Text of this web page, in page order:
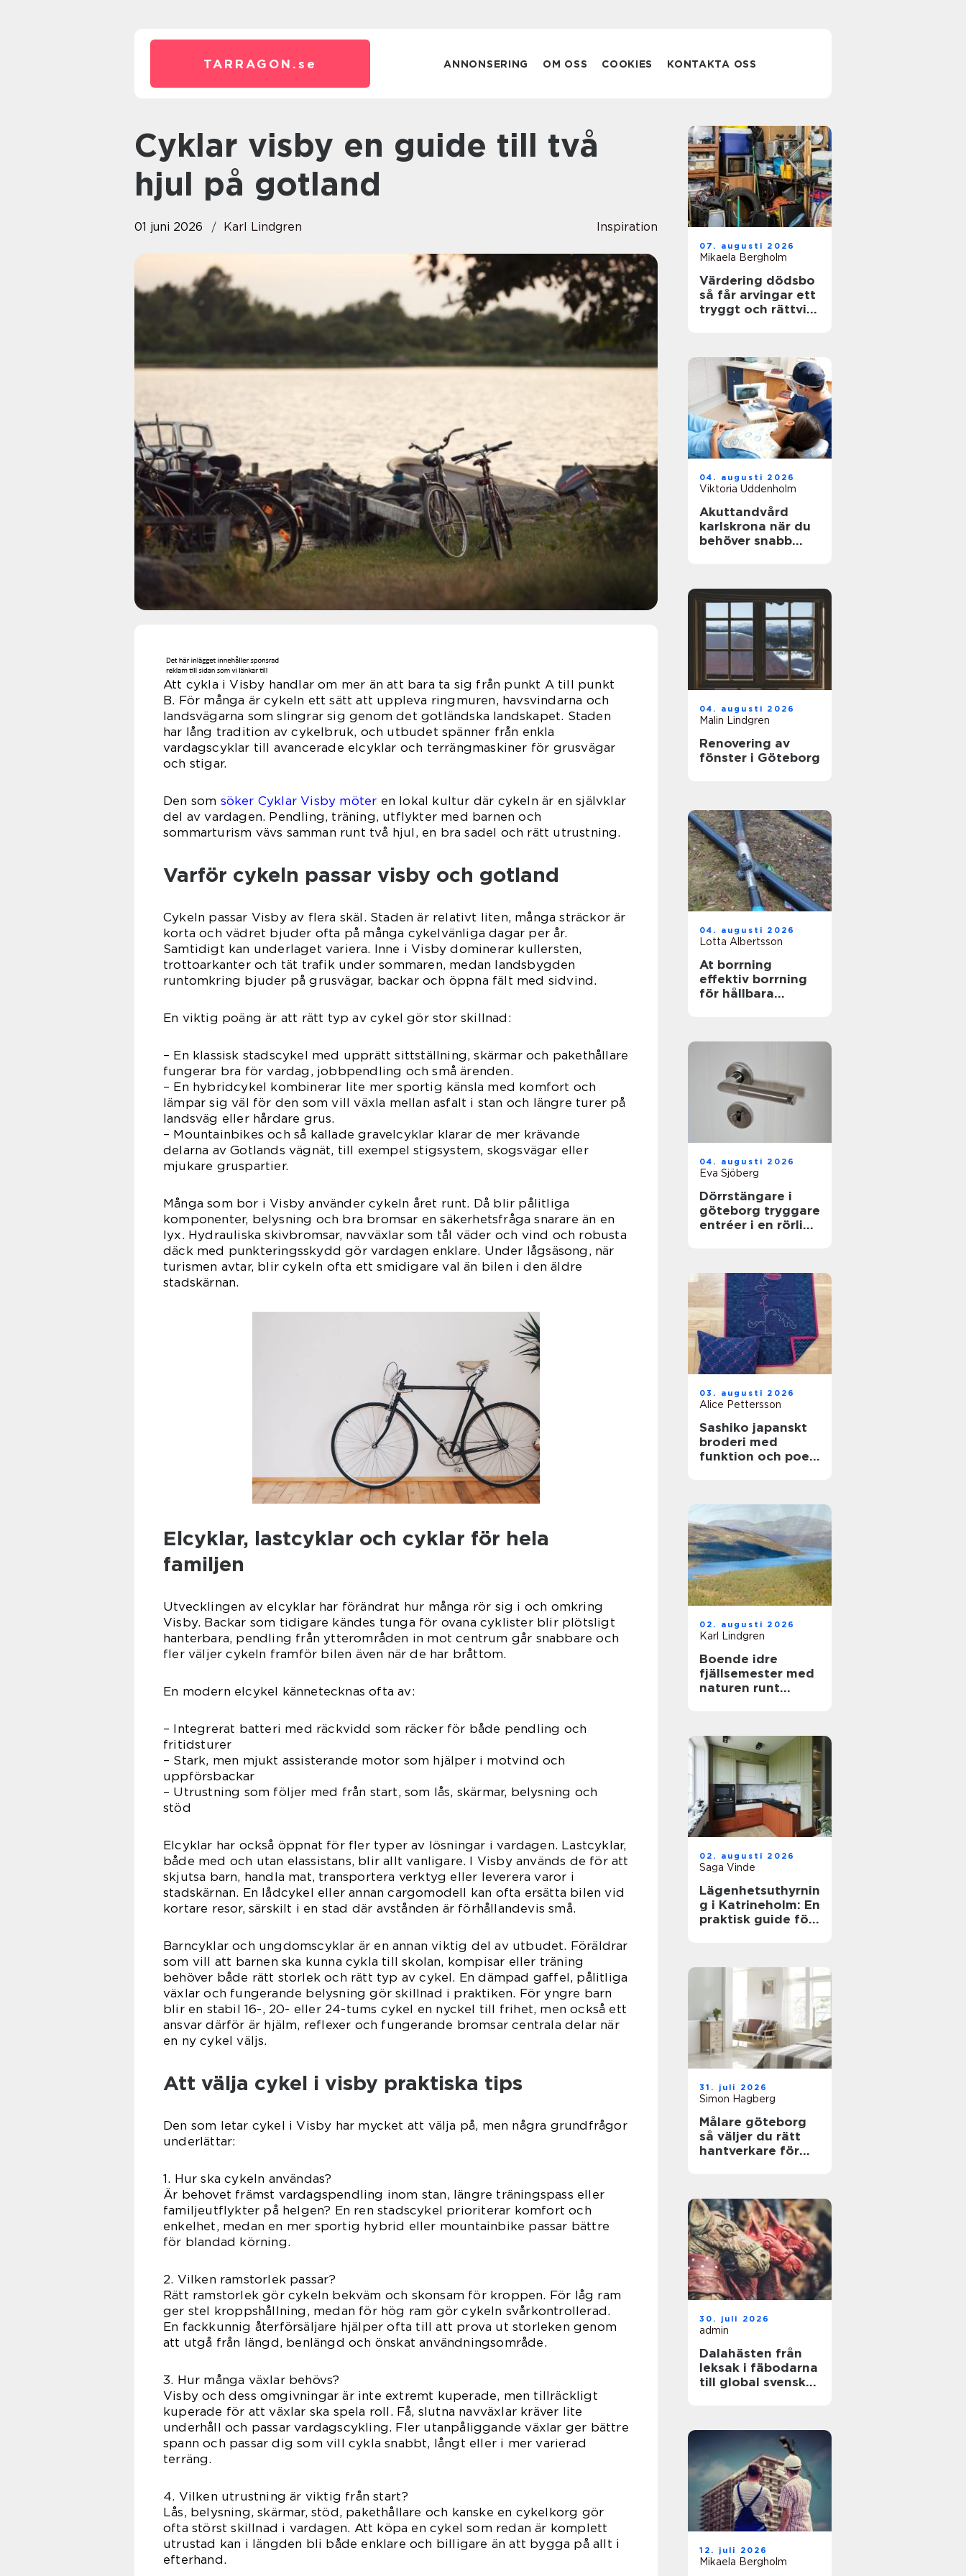
TARRAGON. se ANNONSERING OM OSS COOKIES KONTAKTA OSS
Cyklar visby en guide till två
hjul på gotland
01 juni 2026 Karl Lindgren Inspiration
Att cykla i Visby handlar om mer än att bara ta sig från punkt A till punkt
B. För många är cykeln ett sätt att uppleva ringmuren, havsvindarna och
landsvägarna som slingrar sig genom det gotländska landskapet. Staden
har lång tradition av cykelbruk, och utbudet spänner från enkla
vardagscyklar till avancerade elcyklar och terrängmaskiner för grusvägar
och stigar.
Den som söker Cyklar Visby möter en lokal kultur där cykeln är en självklar
del av vardagen. Pendling, träning, utflykter med barnen och
sommarturism vävs samman runt två hjul, en bra sadel och rätt utrustning.
Varför cykeln passar visby och gotland
Cykeln passar Visby av flera skäl. Staden är relativt liten, många sträckor är
korta och vädret bjuder ofta på många cykelvänliga dagar per år.
Samtidigt kan underlaget variera. Inne i Visby dominerar kullersten,
trottoarkanter och tät trafik under sommaren, medan landsbygden
runtomkring bjuder på grusvägar, backar och öppna fält med sidvind.
En viktig poäng är att rätt typ av cykel gör stor skillnad:
– En klassisk stadscykel med upprätt sittställning, skärmar och pakethållare
fungerar bra för vardag, jobbpendling och små ärenden.
– En hybridcykel kombinerar lite mer sportig känsla med komfort och
lämpar sig väl för den som vill växla mellan asfalt i stan och längre turer på
landsväg eller hårdare grus.
– Mountainbikes och så kallade gravelcyklar klarar de mer krävande
delarna av Gotlands vägnät, till exempel stigsystem, skogsvägar eller
mjukare gruspartier.
Många som bor i Visby använder cykeln året runt. Då blir pålitliga
komponenter, belysning och bra bromsar en säkerhetsfråga snarare än en
lyx. Hydrauliska skivbromsar, navväxlar som tål väder och vind och robusta
däck med punkteringsskydd gör vardagen enklare. Under lågsäsong, när
turismen avtar, blir cykeln ofta ett smidigare val än bilen i den äldre
stadskärnan.
Elcyklar, lastcyklar och cyklar för hela
familjen
Utvecklingen av elcyklar har förändrat hur många rör sig i och omkring
Visby. Backar som tidigare kändes tunga för ovana cyklister blir plötsligt
hanterbara, pendling från ytterområden in mot centrum går snabbare och
fler väljer cykeln framför bilen även när de har bråttom.
En modern elcykel kännetecknas ofta av:
– Integrerat batteri med räckvidd som räcker för både pendling och
fritidsturer
– Stark, men mjukt assisterande motor som hjälper i motvind och
uppförsbackar
– Utrustning som följer med från start, som lås, skärmar, belysning och
stöd
Elcyklar har också öppnat för fler typer av lösningar i vardagen. Lastcyklar,
både med och utan elassistans, blir allt vanligare. I Visby används de för att
skjutsa barn, handla mat, transportera verktyg eller leverera varor i
stadskärnan. En lådcykel eller annan cargomodell kan ofta ersätta bilen vid
kortare resor, särskilt i en stad där avstånden är förhållandevis små.
Barncyklar och ungdomscyklar är en annan viktig del av utbudet. Föräldrar
som vill att barnen ska kunna cykla till skolan, kompisar eller träning
behöver både rätt storlek och rätt typ av cykel. En dämpad gaffel, pålitliga
växlar och fungerande belysning gör skillnad i praktiken. För yngre barn
blir en stabil 16-, 20- eller 24-tums cykel en nyckel till frihet, men också ett
ansvar därför är hjälm, reflexer och fungerande bromsar centrala delar när
en ny cykel väljs.
Att välja cykel i visby praktiska tips
Den som letar cykel i Visby har mycket att välja på, men några grundfrågor
underlättar:
1. Hur ska cykeln användas?
Är behovet främst vardagspendling inom stan, längre träningspass eller
familjeutflykter på helgen? En ren stadscykel prioriterar komfort och
enkelhet, medan en mer sportig hybrid eller mountainbike passar bättre
för blandad körning.
2. Vilken ramstorlek passar?
Rätt ramstorlek gör cykeln bekväm och skonsam för kroppen. För låg ram
ger stel kroppshållning, medan för hög ram gör cykeln svårkontrollerad.
En fackkunnig återförsäljare hjälper ofta till att prova ut storleken genom
att utgå från längd, benlängd och önskat användningsområde.
3. Hur många växlar behövs?
Visby och dess omgivningar är inte extremt kuperade, men tillräckligt
kuperade för att växlar ska spela roll. Få, slutna navväxlar kräver lite
underhåll och passar vardagscykling. Fler utanpåliggande växlar ger bättre
spann och passar dig som vill cykla snabbt, långt eller i mer varierad
terräng.
4. Vilken utrustning är viktig från start?
Lås, belysning, skärmar, stöd, pakethållare och kanske en cykelkorg gör
ofta störst skillnad i vardagen. Att köpa en cykel som redan är komplett
utrustad kan i längden bli både enklare och billigare än att bygga på allt i
efterhand.
07. augusti 2026
Mikaela Bergholm
Värdering dödsbo
så får arvingar ett
tryggt och rättvist
04. augusti 2026
Viktoria Uddenholm
Akuttandvård
karlskrona när du
behöver snabb
04. augusti 2026
Malin Lindgren
Renovering av
fönster i Göteborg
04. augusti 2026
Lotta Albertsson
At borrning
effektiv borrning
för hållbara
04. augusti 2026
Eva Sjöberg
Dörrstängare i
göteborg tryggare
entréer i en rörlig
03. augusti 2026
Alice Pettersson
Sashiko japanskt
broderi med
funktion och poesi
02. augusti 2026
Karl Lindgren
Boende idre
fjällsemester med
naturen runt
02. augusti 2026
Saga Vinde
Lägenhetsuthyrnin
g i Katrineholm: En
praktisk guide för
31. juli 2026
Simon Hagberg
Målare göteborg
så väljer du rätt
hantverkare för
30. juli 2026
admin
Dalahästen från
leksak i fäbodarna
till global svensk
12. juli 2026
Mikaela Bergholm